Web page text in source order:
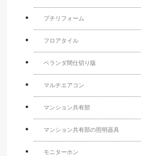
プチリフォーム
フロアタイル
ベランダ間仕切り版
マルチエアコン
マンション共有部
マンション共有部の照明器具
モニターホン